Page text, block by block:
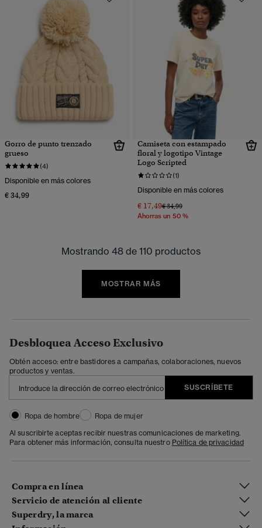
Gorro de punto trenzado
grueso
(4)
Disponible en más colores
€ 34,99
Camiseta con estampado
floral y logotipo Vintage
Logo Scripted
(1)
Disponible en más colores
€ 17,49Precio rebajado de
€ 34,99a
Ahorras un 50 %
Mostrando 48 de 110 productos
MOSTRAR MÁS
Desbloquea Acceso Exclusivo
Obtén acceso: entre bastidores a campañas, colaboraciones, nuevos
productos y ventas.
SUSCRÍBETE
Ropa de hombre
Ropa de mujer
Al suscribirte aceptas recibir nuestras comunicaciones de marketing.
Para obtener más información, consulta nuestro Política de privacidad
Compra en línea
Servicio de atención al cliente
Superdry, la marca